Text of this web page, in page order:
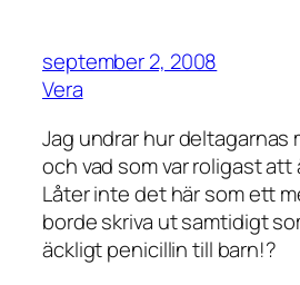
september 2, 2008
Vera
Jag undrar hur deltagarnas
och vad som var roligast att
Låter inte det här som ett
borde skriva ut samtidigt
äckligt penicillin till barn!?